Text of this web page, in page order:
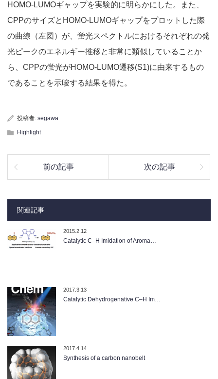
HOMO-LUMOギャップを実験的に明らかにした。また、
CPPのサイズとHOMO-LUMOギャップをプロットした際
の曲線（左図）が、蛍光スペクトルにおけるそれぞれの発
光ピークのエネルギー推移と非常に類似していることか
ら、CPPの蛍光がHOMO-LUMO遷移(S1)に由来するもの
であることを示唆する結果を得た。
投稿者: segawa
Highlight
前の記事 次の記事
関連記事
2015.2.12
Catalytic C–H Imidation of Aroma…
2017.3.13
Catalytic Dehydrogenative C–H Im…
2017.4.14
Synthesis of a carbon nanobelt